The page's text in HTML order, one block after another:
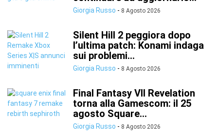
Giorgia Russo - 8 Agosto 2026
Silent Hill 2 peggiora dopo
l’ultima patch: Konami indaga
sui problemi...
Giorgia Russo - 8 Agosto 2026
Final Fantasy VII Revelation
torna alla Gamescom: il 25
agosto Square...
Giorgia Russo - 8 Agosto 2026